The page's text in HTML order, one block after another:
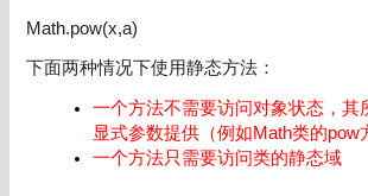
Math.pow(x,a)
下面两种情况下使用静态方法：
一个方法不需要访问对象状态，其
显式参数提供（例如Math类的pow
一个方法只需要访问类的静态域